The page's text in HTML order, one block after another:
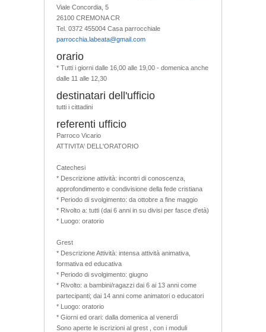
Viale Concordia, 5
26100 CREMONA CR
Tel. 0372 455004 Casa parrocchiale
parrocchia.labeata@gmail.com
orario
* Tutti i giorni dalle 16,00 alle 19,00 - domenica anche
dalle 11 alle 12,30
destinatari dell'ufficio
tutti i cittadini
referenti ufficio
Parroco Vicario
ATTIVITA' DELL'ORATORIO
Catechesi
* Descrizione attività: incontri di conoscenza,
approfondimento e condivisione della fede cristiana
* Periodo di svolgimento: da ottobre a fine maggio
* Rivolto a: tutti (dai 6 anni in su divisi per fasce d'età)
* Luogo: oratorio
Grest
* Descrizione Attività: intensa attività animativa,
formativa ed educativa
* Periodo di svolgimento: giugno
* Rivolto: a bambini/ragazzi dai 6 ai 13 anni come
partecipanti; dai 14 anni come animatori o educatori
* Luogo: oratorio
* Giorni ed orari: dalla domenica al venerdì
Sono aperte le iscrizioni al grest , con i moduli